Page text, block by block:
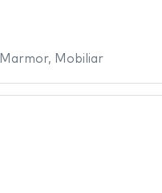
Marmor, Mobiliar